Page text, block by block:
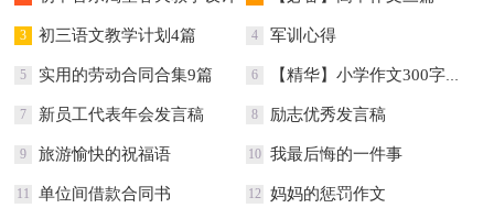
3 初三语文教学计划4篇 4 军训心得
5 实用的劳动合同合集9篇 6 【精华】小学作文300字四篇
7 新员工代表年会发言稿 8 励志优秀发言稿
9 旅游愉快的祝福语 10 我最后悔的一件事
11 单位间借款合同书 12 妈妈的惩罚作文